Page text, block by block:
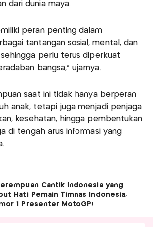
dari dunia maya.
peran penting dalam
tantangan sosial, mental, dan
perlu terus diperkuat
bangsa,” ujarnya.
saat ini tidak hanya berperan
anak, tetapi juga menjadi penjaga
kesehatan, hingga pembentukan
di tengah arus informasi yang
Cantik Indonesia yang
Hati Pemain Timnas Indonesia,
1 Presenter MotoGP!